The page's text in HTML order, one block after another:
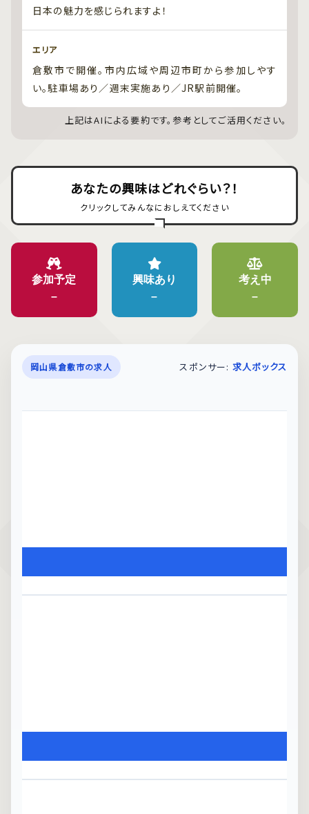
日本の魅力を感じられますよ！
エリア
倉敷市で開催。市内広域や周辺市町から参加しやす
い。駐車場あり／週末実施あり／JR駅前開催。
上記はAIによる要約です。参考としてご活用ください。
あなたの興味はどれぐらい？！
クリックしてみんなにおしえてください
参加予定
–
興味あり
–
考え中
–
岡山県倉敷市の求人 スポンサー: 求人ボックス